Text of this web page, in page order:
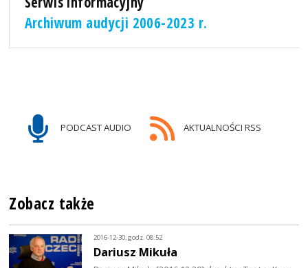
Archiwum audycji 2006-2023 r.
PODCAST AUDIO AKTUALNOŚCI RSS
Zobacz także
2016-12-30, godz. 08:52
Dariusz Mikuła